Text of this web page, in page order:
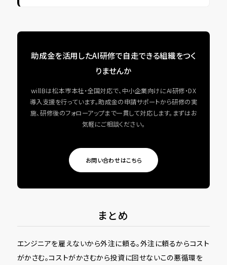
助成金を活用したAI研修で自走できる組織をつく
りませんか
willBは松本市本社・全国対応で、中小企業向けにAI研修・DX
導入支援を行っています。助成金の申請サポートから研修の実
施、研修後のフォローアップまで一貫して対応します。まずはお
気軽にご相談ください。
お問い合わせはこちら
まとめ
エンジニアを雇えないから外注に頼る。外注に頼るからコスト
がかさむ。コストがかさむから投資に回せない――この悪循環を